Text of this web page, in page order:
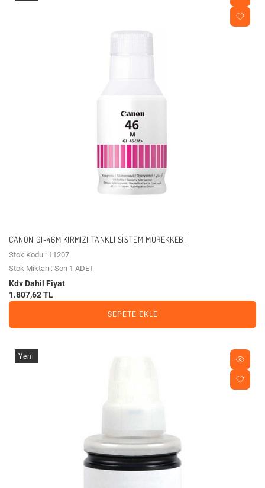
CANON GI-46M KIRMIZI TANKLI SISTEM MÜREKKEBI
Stok Kodu : 11207
Stok Miktarı : Son 1 ADET
Kdv Dahil Fiyat
1.807,62 TL
SEPETE EKLE
Yeni